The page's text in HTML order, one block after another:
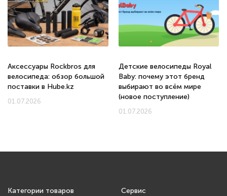
Аксессуары Rockbros для
велосипеда: обзор большой
поставки в Hube.kz
01.07.2026
Детские велосипеды Royal
Baby: почему этот бренд
выбирают во всём мире
(новое поступление)
01.07.2026
Категории товаров Сервис